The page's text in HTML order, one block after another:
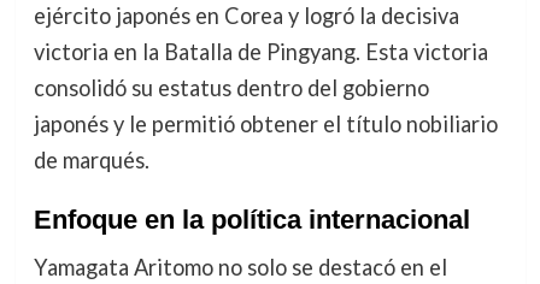
ejército japonés en Corea y logró la decisiva
victoria en la Batalla de Pingyang. Esta victoria
consolidó su estatus dentro del gobierno
japonés y le permitió obtener el título nobiliario
de marqués.
Enfoque en la política internacional
Yamagata Aritomo no solo se destacó en el